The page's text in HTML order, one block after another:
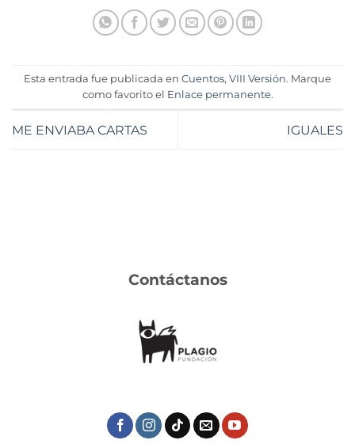
Esta entrada fue publicada en Cuentos, VIII Versión. Marque
como favorito el Enlace permanente.
ME ENVIABA CARTAS IGUALES
Contáctanos